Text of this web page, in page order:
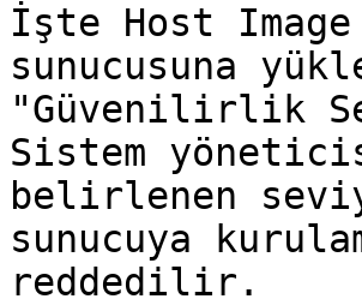
İşte Host
sunucusuna
"Güvenilirlik
Sistem
belirlenen
sunucuya
reddedilir.